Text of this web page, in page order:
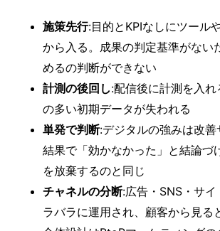
施策先行:目的とKPIなしにツール
から入る。成果の判定基準がない
めるの判断ができない
計測の後回し:配信後に計測を入
の多い初期データが失われる
単発で判断:デジタルの強みは改
結果で「効かなかった」と結論づ
を放棄するのと同じ
チャネルの分断:広告・SNS・サ
ラバラに運用され、顧客から見る